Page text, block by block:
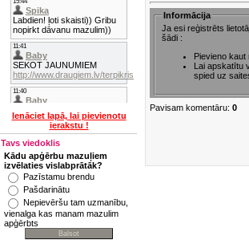
Ienāciet lapā, lai pievienotu
ierakstu !
Tavs viedoklis
Kādu apģērbu mazuļiem
izvēlaties vislabprātāk?
Pazīstamu brendu
Pašdarinātu
Nepievēršu tam uzmanību,
vienalga kas manam mazulim
apģērbts
Informācija
Ja esi reģistrēts
šādi :
Pievieno
Lai apskatītu
spied uz
Pavisam komentāru: 0